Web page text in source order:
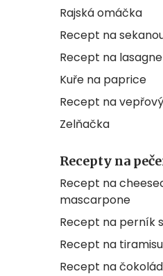
Rajská omáčka
Recept na
Recept na lasagne
Kuře na paprice
Recept na
Zelňačka
Recepty na
Recept na
mascarpone
Recept na perník
Recept na
Recept na